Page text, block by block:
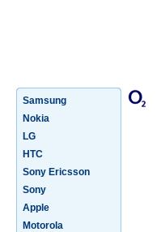
Samsung
Nokia
LG
HTC
Sony Ericsson
Sony
Apple
Motorola